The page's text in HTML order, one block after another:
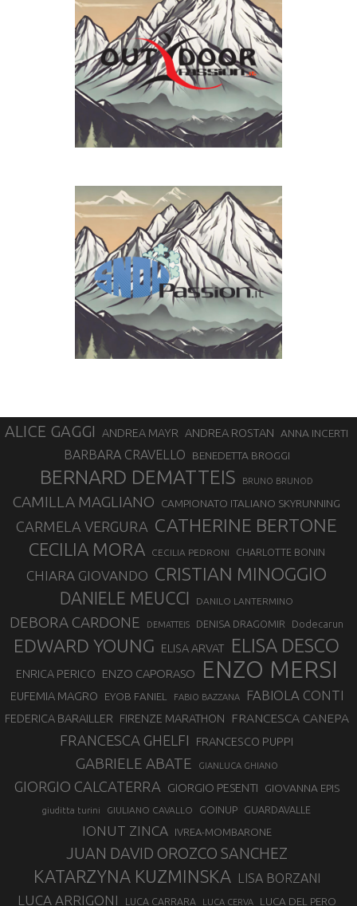
ALICE GAGGI ANDREA MAYR ANDREA ROSTAN ANNA INCERTI
BARBARA CRAVELLO BENEDETTA BROGGI
BERNARD DEMATTEIS BRUNO BRUNOD
CAMILLA MAGLIANO CAMPIONATO ITALIANO SKYRUNNING
CARMELA VERGURA CATHERINE BERTONE
CECILIA MORA CECILIA PEDRONI CHARLOTTE BONIN
CHIARA GIOVANDO CRISTIAN MINOGGIO
DANIELE MEUCCI DANILO LANTERMINO
DEBORA CARDONE DEMATTEIS DENISA DRAGOMIR Dodecarun
EDWARD YOUNG ELISA ARVAT ELISA DESCO
ENRICA PERICO ENZO CAPORASO ENZO MERSI
EUFEMIA MAGRO EYOB FANIEL FABIO BAZZANA FABIOLA CONTI
FEDERICA BARAILLER FIRENZE MARATHON FRANCESCA CANEPA
FRANCESCA GHELFI FRANCESCO PUPPI
GABRIELE ABATE GIANLUCA GHIANO
GIORGIO CALCATERRA GIORGIO PESENTI GIOVANNA EPIS
giuditta turini GIULIANO CAVALLO GOINUP GUARDAVALLE
IONUT ZINCA IVREA-MOMBARONE
JUAN DAVID OROZCO SANCHEZ
KATARZYNA KUZMINSKA LISA BORZANI
LUCA ARRIGONI LUCA CARRARA LUCA CERVA LUCA DEL PERO